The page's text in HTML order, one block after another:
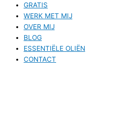
GRATIS
WERK MET MIJ
OVER MIJ
BLOG
ESSENTIËLE OLIËN
CONTACT